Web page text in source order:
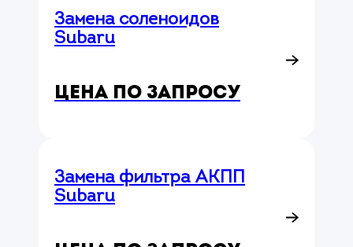
Замена соленоидов
Subaru
Цена по запросу
Замена фильтра АКПП
Subaru